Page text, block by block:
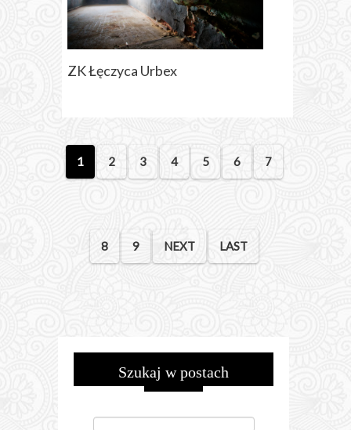
ZK Łęczyca Urbex
1 2 3 4 5 6 7
8 9 NEXT LAST
Szukaj w postach